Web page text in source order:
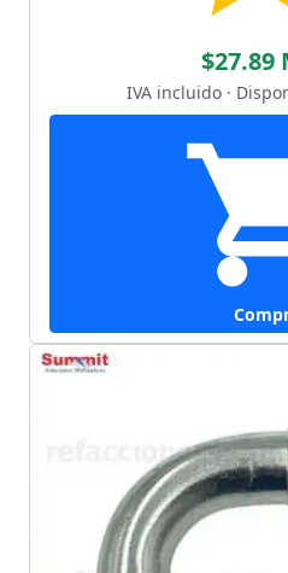
$27.89
IVA incluido ·